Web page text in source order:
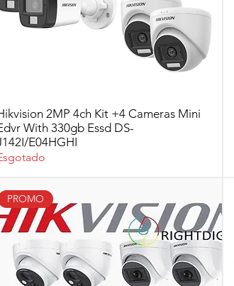
2MP 4ch Kit +4 Cameras Mini
With 330gb Essd DS-
E04HGHI
PROMO